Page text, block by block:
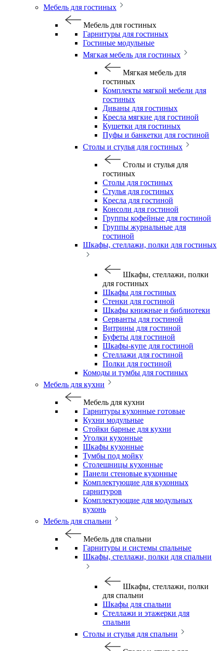
Мебель для гостиных
Мебель для гостиных
Гарнитуры для гостиных
Гостиные модульные
Мягкая мебель для гостиных
Мягкая мебель для
гостиных
Комплекты мягкой мебели для
гостиных
Диваны для гостиных
Кресла мягкие для гостиной
Кушетки для гостиных
Пуфы и банкетки для гостиной
Столы и стулья для гостиных
Столы и стулья для
гостиных
Столы для гостиных
Стулья для гостиных
Кресла для гостиной
Консоли для гостиной
Группы кофейные для гостиной
Группы журнальные для
гостиной
Шкафы, стеллажи, полки для гостиных
Шкафы, стеллажи, полки
для гостиных
Шкафы для гостиных
Стенки для гостиной
Шкафы книжные и библиотеки
Серванты для гостиной
Витрины для гостиной
Буфеты для гостиной
Шкафы-купе для гостиной
Стеллажи для гостиной
Полки для гостиной
Комоды и тумбы для гостиных
Мебель для кухни
Мебель для кухни
Гарнитуры кухонные готовые
Кухни модульные
Стойки барные для кухни
Уголки кухонные
Шкафы кухонные
Тумбы под мойку
Столешницы кухонные
Панели стеновые кухонные
Комплектующие для кухонных
гарнитуров
Комплектующие для модульных
кухонь
Мебель для спальни
Мебель для спальни
Гарнитуры и системы спальные
Шкафы, стеллажи, полки для спальни
Шкафы, стеллажи, полки
для спальни
Шкафы для спальни
Стеллажи и этажерки для
спальни
Столы и стулья для спальни